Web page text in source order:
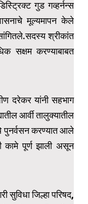
गुड गव्हर्नन्स
मूल्यमापन केले
श्रीकांत
सक्षम करण्याबाबत
दरेकर यांनी सहभाग
आर्वी तालुक्यातील
पुनर्वसन करण्यात आले
कामे पूर्ण झाली असून
सुविधा जिल्हा परिषद,